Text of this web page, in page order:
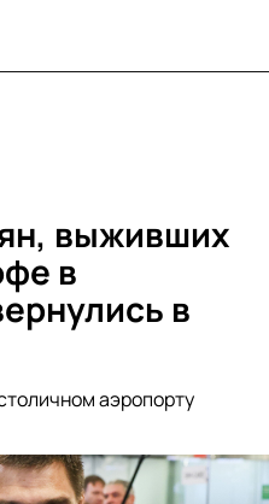
выживших
в
в
аэропорту